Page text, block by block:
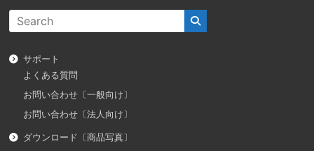
サポート
よくある質問
お問い合わせ〔一般向け〕
お問い合わせ〔法人向け〕
ダウンロード〔商品写真〕